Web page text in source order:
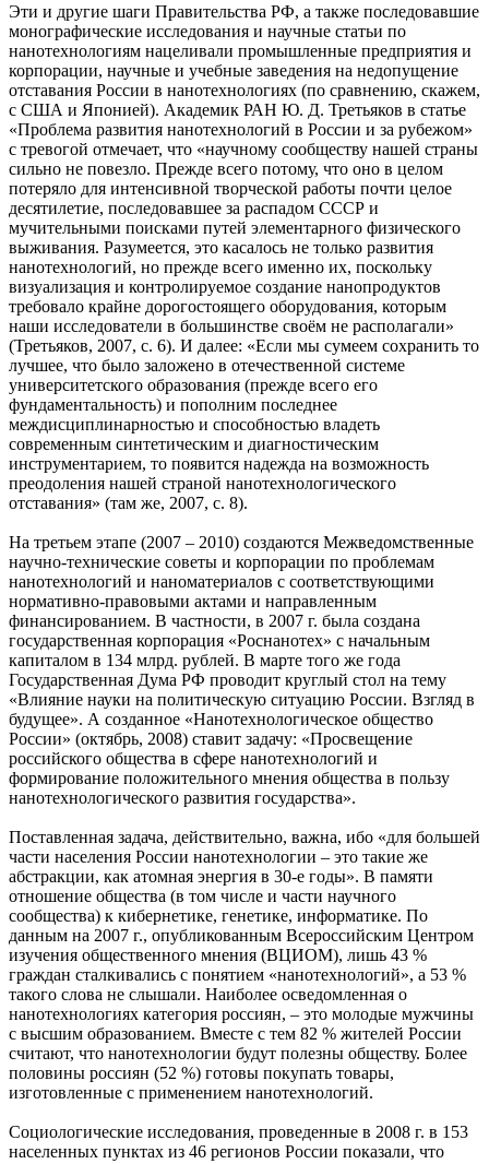
Эти и другие шаги Правительства РФ, а также последовавшие
монографические исследования и научные статьи по
нанотехнологиям нацеливали промышленные предприятия и
корпорации, научные и учебные заведения на недопущение
отставания России в нанотехнологиях (по сравнению, скажем,
с США и Японией). Академик РАН Ю. Д. Третьяков в статье
«Проблема развития нанотехнологий в России и за рубежом»
с тревогой отмечает, что «научному сообществу нашей страны
сильно не повезло. Прежде всего потому, что оно в целом
потеряло для интенсивной творческой работы почти целое
десятилетие, последовавшее за распадом СССР и
мучительными поисками путей элементарного физического
выживания. Разумеется, это касалось не только развития
нанотехнологий, но прежде всего именно их, поскольку
визуализация и контролируемое создание нанопродуктов
требовало крайне дорогостоящего оборудования, которым
наши исследователи в большинстве своём не располагали»
(Третьяков, 2007, с. 6). И далее: «Если мы сумеем сохранить то
лучшее, что было заложено в отечественной системе
университетского образования (прежде всего его
фундаментальность) и пополним последнее
междисциплинарностью и способностью владеть
современным синтетическим и диагностическим
инструментарием, то появится надежда на возможность
преодоления нашей страной нанотехнологического
отставания» (там же, 2007, с. 8).
На третьем этапе (2007 – 2010) создаются Межведомственные
научно-технические советы и корпорации по проблемам
нанотехнологий и наноматериалов с соответствующими
нормативно-правовыми актами и направленным
финансированием. В частности, в 2007 г. была создана
государственная корпорация «Роснанотех» с начальным
капиталом в 134 млрд. рублей. В марте того же года
Государственная Дума РФ проводит круглый стол на тему
«Влияние науки на политическую ситуацию России. Взгляд в
будущее». А созданное «Нанотехнологическое общество
России» (октябрь, 2008) ставит задачу: «Просвещение
российского общества в сфере нанотехнологий и
формирование положительного мнения общества в пользу
нанотехнологического развития государства».
Поставленная задача, действительно, важна, ибо «для большей
части населения России нанотехнологии – это такие же
абстракции, как атомная энергия в 30-е годы». В памяти
отношение общества (в том числе и части научного
сообщества) к кибернетике, генетике, информатике. По
данным на 2007 г., опубликованным Всероссийским Центром
изучения общественного мнения (ВЦИОМ), лишь 43 %
граждан сталкивались с понятием «нанотехнологий», а 53 %
такого слова не слышали. Наиболее осведомленная о
нанотехнологиях категория россиян, – это молодые мужчины
с высшим образованием. Вместе с тем 82 % жителей России
считают, что нанотехнологии будут полезны обществу. Более
половины россиян (52 %) готовы покупать товары,
изготовленные с применением нанотехнологий.
Социологические исследования, проведенные в 2008 г. в 153
населенных пунктах из 46 регионов России показали, что